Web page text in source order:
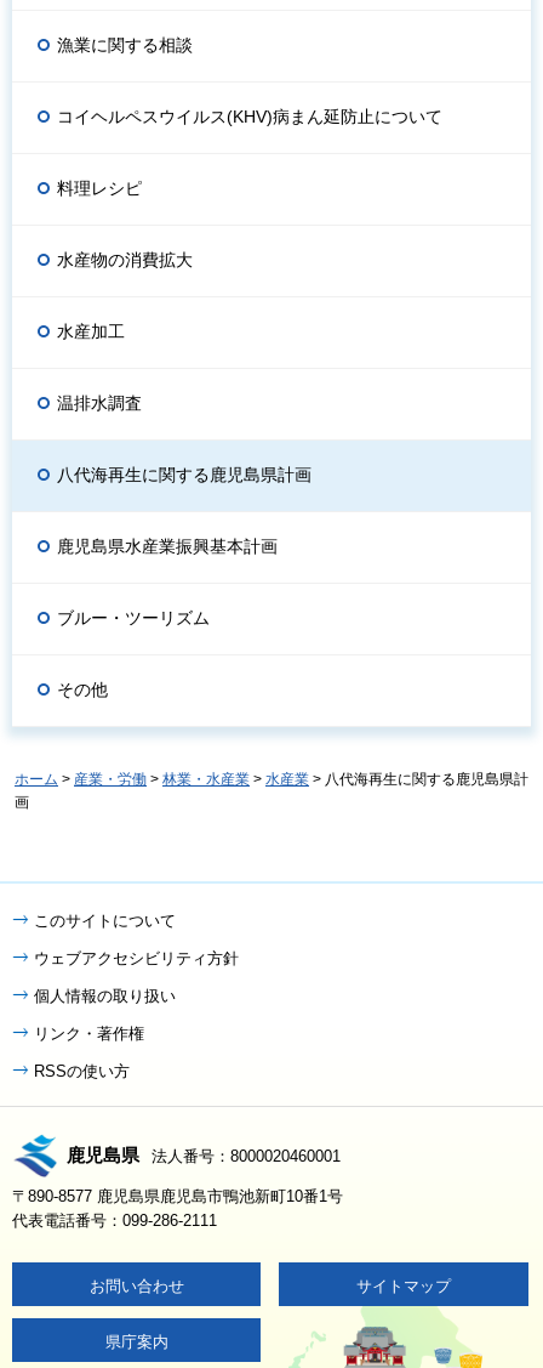
漁業に関する相談
コイヘルペスウイルス(KHV)病まん延防止について
料理レシピ
水産物の消費拡大
水産加工
温排水調査
八代海再生に関する鹿児島県計画
鹿児島県水産業振興基本計画
ブルー・ツーリズム
その他
ホーム > 産業・労働 > 林業・水産業 > 水産業 > 八代海再生に関する鹿児島県計
画
このサイトについて
ウェブアクセシビリティ方針
個人情報の取り扱い
リンク・著作権
RSSの使い方
鹿児島県 法人番号：8000020460001
〒890-8577 鹿児島県鹿児島市鴨池新町10番1号
代表電話番号：099-286-2111
お問い合わせ サイトマップ
県庁案内